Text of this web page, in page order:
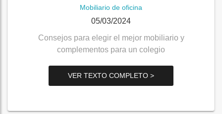
Mobiliario de oficina
05/03/2024
Consejos para elegir el mejor mobiliario y
complementos para un colegio
VER TEXTO COMPLETO >